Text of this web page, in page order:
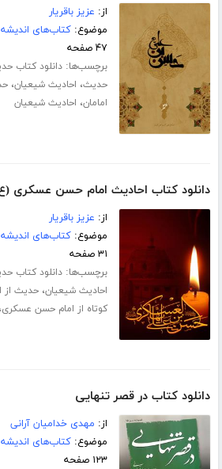
از: عزیز باقریار
موضوع:کتاب‌های
۴۷ صفحه
برچسب‌ها:دانلود کتاب
حدیث، احادیث شیعیان،
امامان، احادیث شیعیان
دانلود کتاب احادیث امام حسن عسکری
از: عزیز باقریار
موضوع:کتاب‌های
۳۱ صفحه
برچسب‌ها:دانلود کتاب
احادیث شیعیان،حدیث از
کوتاه از امام حسن عسکری،
دانلود کتاب در قصر تنهایی
از: مهدی خدامیان آرانی
موضوع:کتاب‌های
۱۲۳ صفحه